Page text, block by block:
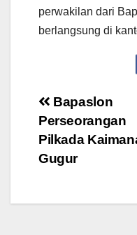
perwakilan dari
berlangsung di
Post
Bapaslon
Perseorangan
Pilkada
Gugur